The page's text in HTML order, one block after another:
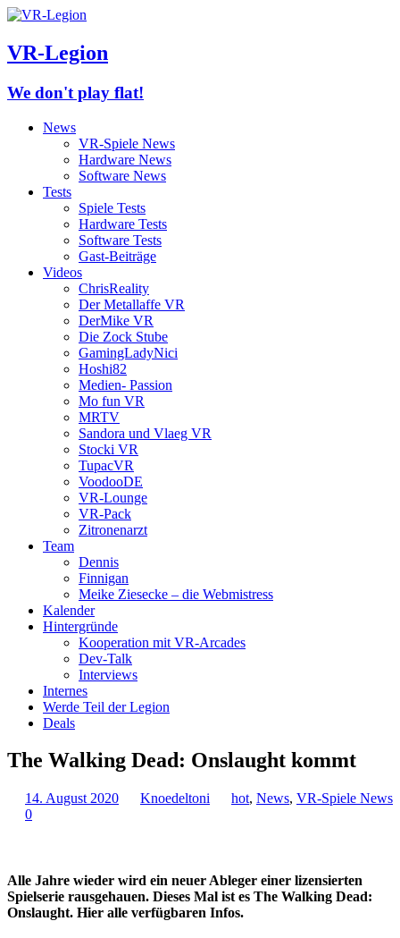
VR-Legion
We don't play flat!
News
VR-Spiele News
Hardware News
Software News
Tests
Spiele Tests
Hardware Tests
Software Tests
Gast-Beiträge
Videos
ChrisReality
Der Metallaffe VR
DerMike VR
Die Zock Stube
GamingLadyNici
Hoshi82
Medien- Passion
Mo fun VR
MRTV
Sandora und Vlaeg VR
Stocki VR
TupacVR
VoodooDE
VR-Lounge
VR-Pack
Zitronenarzt
Team
Dennis
Finnigan
Meike Ziesecke – die Webmistress
Kalender
Hintergründe
Kooperation mit VR-Arcades
Dev-Talk
Interviews
Internes
Werde Teil der Legion
Deals
The Walking Dead: Onslaught kommt
14. August 2020 Knoedeltoni hot, News, VR-Spiele News
0
Alle Jahre wieder wird ein neuer Ableger einer lizensierten
Spielserie rausgehauen. Dieses Mal ist es The Walking Dead:
Onslaught. Hier alle verfügbaren Infos.